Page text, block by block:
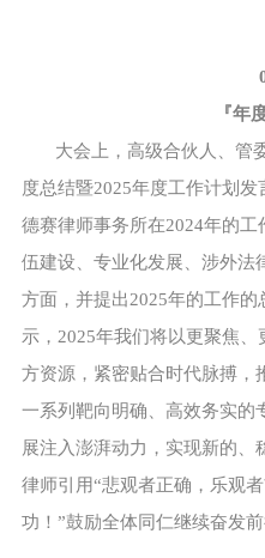
『年
大会上，高级合伙人、管
度总结暨2025年度工作计划
德赛律师事务所在2024年的
伍建设、专业化发展、涉外法
方面，并提出2025年的工作
示，2025年我们将以更聚焦
方资源，紧密贴合时代脉搏，
一系列靶向明确、高效务实的
展注入澎湃动力，实现新的、
律师引用“悲观者正确，乐观
功！”鼓励全体同仁继续奋发前